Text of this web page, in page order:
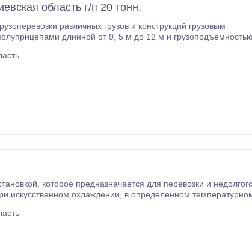
область г/п 20 тонн.
различных грузов и конструкций грузовым
и недолгого